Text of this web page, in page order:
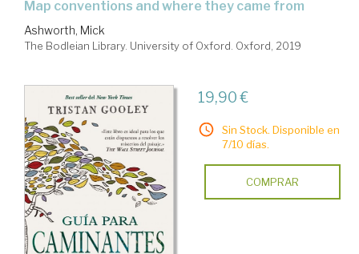
map conventions and where they came from
Ashworth, Mick
The Bodleian Library. University of Oxford. Oxford, 2019
19,90 €
Sin Stock. Disponible en
7/10 días.
COMPRAR